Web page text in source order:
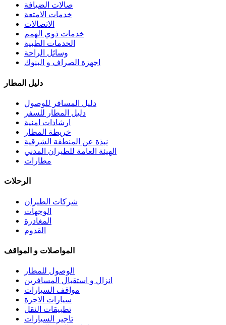
صالات الضيافة
خدمات الامتعة
الاتصالات
خدمات ذوي الهمم
الخدمات الطبية
وسائل الراحة
اجهزة الصراف و البنوك
دليل المطار
دليل المسافر للوصول
دليل المطار للسفر
ارشادات امنية
خريطة المطار
نبذة عن المنطقة الشرقية
الهيئة العامة للطيران المدني
مطارات
الرحلات
شركات الطيران
الوجهات
المغادرة
القدوم
المواصلات و المواقف
الوصول للمطار
انزال و استقبال المسافرين
مواقف السيارات
سيارات الاجرة
تطبيقات النقل
تاجير السيارات